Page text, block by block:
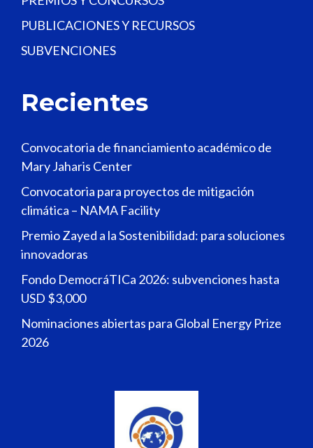
PUBLICACIONES Y RECURSOS
SUBVENCIONES
Recientes
Convocatoria de financiamiento académico de
Mary Jaharis Center
Convocatoria para proyectos de mitigación
climática – NAMA Facility
Premio Zayed a la Sostenibilidad: para soluciones
innovadoras
Fondo DemocráTICa 2026: subvenciones hasta
USD $3,000
Nominaciones abiertas para Global Energy Prize
2026